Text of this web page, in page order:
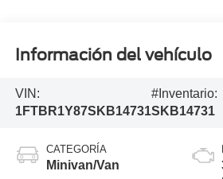
Información del vehículo
VIN:
1FTBR1Y87SKB14731
#Inventario:
SKB14731
CATEGORÍA
Minivan/Van